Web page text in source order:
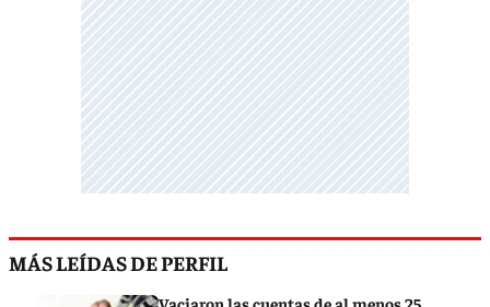
MÁS LEÍDAS DE PERFIL
Vaciaron las cuentas de al menos 25